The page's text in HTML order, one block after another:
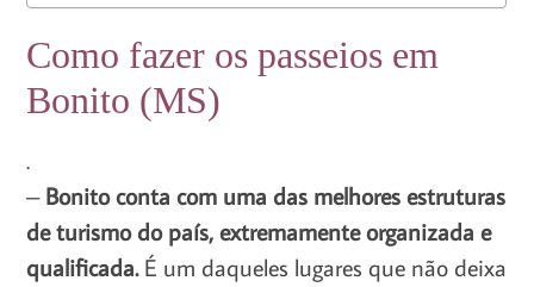
Como fazer os passeios em
Bonito (MS)
.
–Bonito conta com uma das melhores estruturas
de turismo do país, extremamente organizada e
qualificada.É um daqueles lugares que não deixa